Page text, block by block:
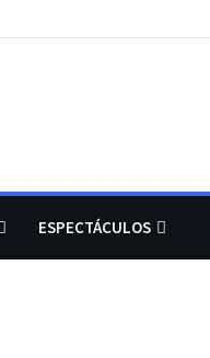
ESPECTÁCULOS